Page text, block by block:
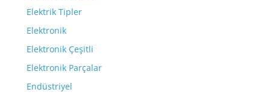
Elektrik Tipler
Elektronik
Elektronik Çeşitli
Elektronik Parçalar
Endüstriyel